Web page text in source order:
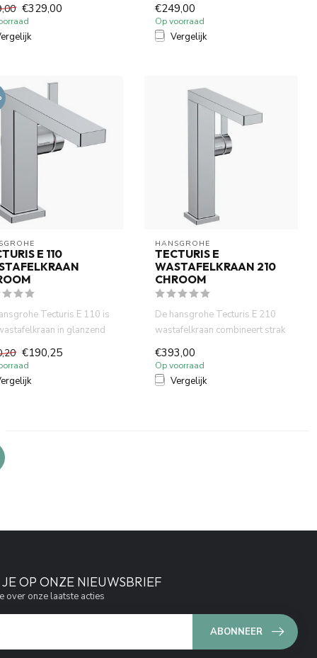
€329,00 €249,00
Op voorraad
Vergelijk
E 110
Tecturis E 110 is
in glanzend
ontworpen v...
€190,25
HANSGROHE
TECTURIS E
WASTAFELKRAAN 210
CHROOM
De hansgrohe Tecturis E 210
wastafelkraan combineert strak
design met duurzaamhe...
€393,00
Op voorraad
Vergelijk
OP ONZE NIEUWSBRIEF
over onze laatste acties
ABONNEER